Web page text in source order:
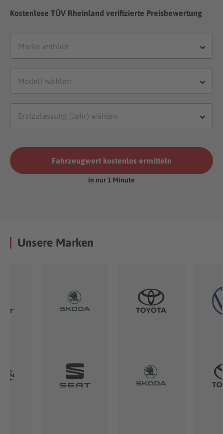
Kostenlose TÜV Rheinland verifizierte Preisbewertung
Fahrzeugwert kostenlos ermitteln
in nur 1 Minute
Unsere Marken